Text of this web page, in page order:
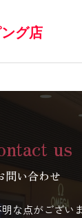
us
問い合わせ
な点がござい